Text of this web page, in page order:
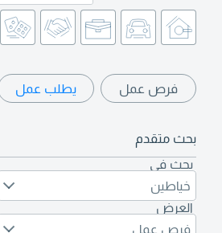
فرص عمل يطلب عمل
بحث متقدم
بحث في
خياطين
العرض
فرص عمل